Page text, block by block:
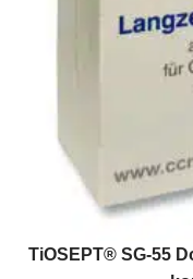
TiOSEPT® SG-55